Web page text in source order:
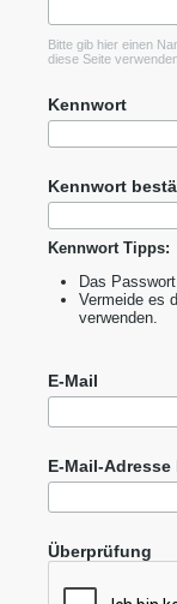
Bitte gib hier einen
diese Seite
Kennwort
Kennwort
Kennwort Tipps:
Das
Vermeide es
verwenden.
E-Mail
E-Mail-
Überprüfung